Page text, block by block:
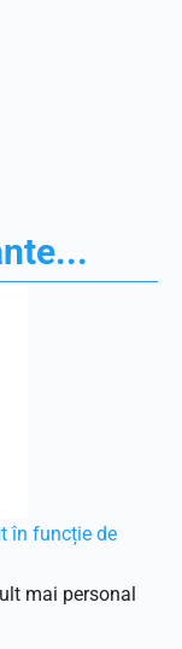
în funcție de
mai personal